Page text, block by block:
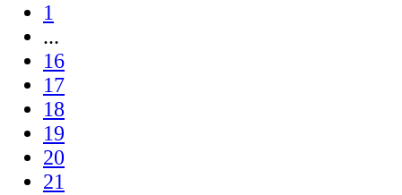
1
...
16
17
18
19
20
21